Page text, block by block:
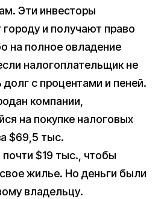
Эти инвесторы
и получают право
на полное овладение
налогоплательщик не
с процентами и пеней.
компании,
на покупке налоговых
$69,5 тыс.
$19 тыс., чтобы
жилье. Но деньги были
владельцу.